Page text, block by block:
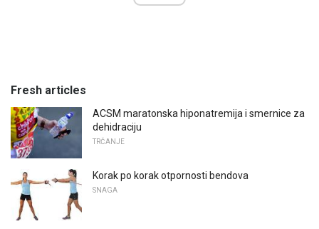
Fresh articles
ACSM maratonska hiponatremija i smernice za
dehidraciju
TRČANJE
Korak po korak otpornosti bendova
SNAGA